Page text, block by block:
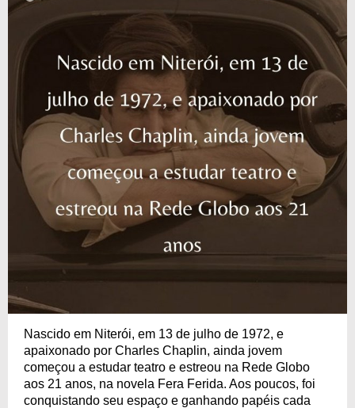
Nascido em Niterói, em 13 de julho de 1972, e
apaixonado por Charles Chaplin, ainda jovem
começou a estudar teatro e estreou na Rede Globo
aos 21 anos, na novela Fera Ferida. Aos poucos, foi
conquistando seu espaço e ganhando papéis cada